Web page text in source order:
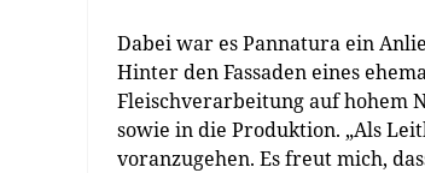
Dabei war es Pannatura ein
Hinter den Fassaden eines
Fleischverarbeitung auf hohem
sowie in die Produktion. „Als
voranzugehen. Es freut mich,